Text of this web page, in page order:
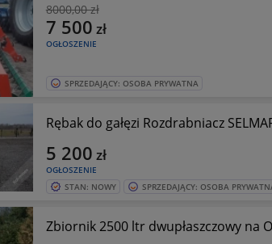
8000,00 zł
OGŁOSZENIE
7 500 zł
SPRZEDAJĄCY: OSOBA PRYWATNA
Rębak do gałęzi Rozdrabniacz
OGŁOSZENIE
5 200 zł
STAN: NOWY SPRZEDAJĄCY: OSOBA
Zbiornik 2500 ltr dwupłaszczowy na